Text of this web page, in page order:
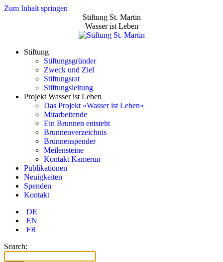
Zum Inhalt springen
Stiftung St. Martin
Wasser ist Leben
Stiftung
Stiftungsgründer
Zweck und Ziel
Stiftungsrat
Stiftungsleitung
Projekt Wasser ist Leben
Das Projekt «Wasser ist Leben»
Mitarbeitende
Ein Brunnen entsteht
Brunnenverzeichnis
Brunnenspender
Meilensteine
Kontakt Kamerun
Publikationen
Neuigkeiten
Spenden
Kontakt
DE
EN
FR
Search: